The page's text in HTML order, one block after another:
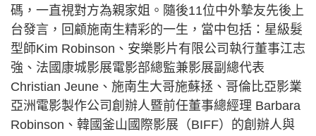
碼，一直視對方為親家姐。隨後11位中外摯友先後上
台發言，回顧施南生精彩的一生，當中包括：星級髮
型師Kim Robinson、安樂影片有限公司執行董事江志
強、法國康城影展電影部總監兼影展副總代表
Christian Jeune、施南生大哥施蘇拯、哥倫比亞影業
亞洲電影製作公司創辦人暨前任董事總經理 Barbara
Robinson、韓國釜山國際影展（BIFF）的創辦人與